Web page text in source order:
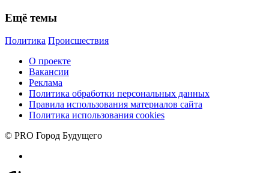
Ещё темы
Политика Происшествия
О проекте
Вакансии
Реклама
Политика обработки персональных данных
Правила использования материалов сайта
Политика использования cookies
© PRO Город Будущего